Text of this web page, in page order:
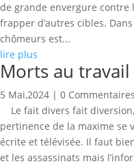
de grande envergure
frapper d’autres cibles.
chômeurs est...
lire plus
Morts au travail
5 Mai,2024 | 0 Commentaires
Le fait divers fait
pertinence de la maxime se
écrite et télévisée. Il faut
et les assassinats mais